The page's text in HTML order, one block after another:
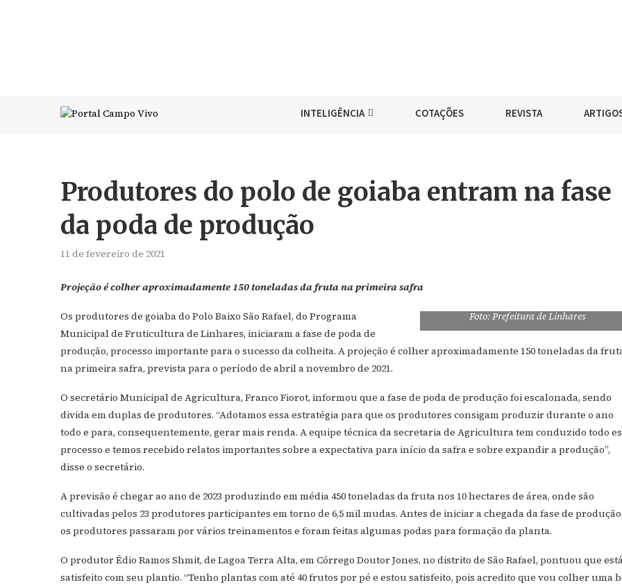
INTELIGÊNCIA COTAÇÕES REVISTA
Produtores do polo de goiaba entram na fase
da poda de produção
11 de fevereiro de 2021
Projeção é colher aproximadamente 150 toneladas da fruta na primeira safra
Foto: Prefeitura de Linhares
Os produtores de goiaba do Polo Baixo São Rafael, do Programa
Municipal de Fruticultura de Linhares, iniciaram a fase de poda de
produção, processo importante para o sucesso da colheita. A projeção é colher aproximadamente 150 toneladas da
na primeira safra, prevista para o período de abril a novembro de 2021.
O secretário Municipal de Agricultura, Franco Fiorot, informou que a fase de poda de produção foi escalonada, sendo
divida em duplas de produtores. “Adotamos essa estratégia para que os produtores consigam produzir durante o ano
todo e para, consequentemente, gerar mais renda. A equipe técnica da secretaria de Agricultura tem conduzido todo
processo e temos recebido relatos importantes sobre a expectativa para início da safra e sobre expandir a produção”,
disse o secretário.
A previsão é chegar ao ano de 2023 produzindo em média 450 toneladas da fruta nos 10 hectares de área, onde são
cultivadas pelos 23 produtores participantes em torno de 6,5 mil mudas. Antes de iniciar a chegada da fase de
os produtores passaram por vários treinamentos e foram feitas algumas podas para formação da planta.
O produtor Édio Ramos Shmit, de Lagoa Terra Alta, em Córrego Doutor Jones, no distrito de São Rafael, pontuou que
satisfeito com seu plantio. “Tenho plantas com até 40 frutos por pé e estou satisfeito, pois acredito que vou colher uma